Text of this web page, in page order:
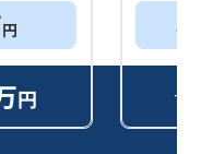
円
円 セ